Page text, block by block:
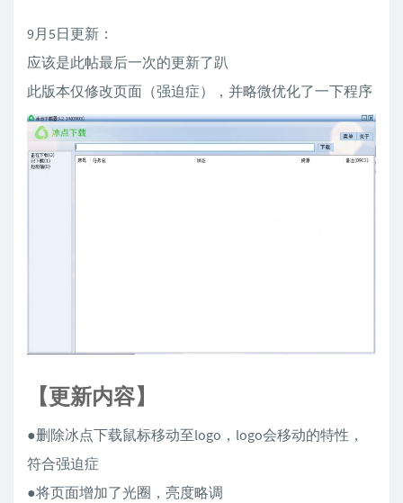
9月5日更新：
应该是此帖最后一次的更新了趴
此版本仅修改页面（强迫症），并略微优化了一下程序
【更新内容】
●删除冰点下载鼠标移动至logo，logo会移动的特性，
符合强迫症
●将页面增加了光圈，亮度略调